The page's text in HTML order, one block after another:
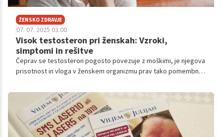
ŽENSKO ZDRAVJE
07. 07. 2025 03.00
Visok testosteron pri ženskah: Vzroki,
simptomi in rešitve
Čeprav se testosteron pogosto povezuje z moškimi, je njegova
prisotnost in vloga v ženskem organizmu prav tako pomembna.